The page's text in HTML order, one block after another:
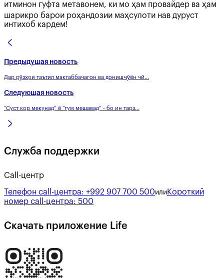
итминон гуфта метавонем, ки мо ҳам провайдер ва ҳам
шарикро барои роҳандозии маҳсулоти нав дуруст
интихоб кардем!
Предыдущая новость
Дар рӯзҳои таътил мактаббачагон ва донишҷӯён чӣ...
Следующая новость
“Суст кор мекунад” ё “гум мешавад” - бо ин тарз...
Служба поддержки
Call-центр
Телефон call-центра: +992 907 700 500или Короткий
номер call-центра: 500
Скачать приложение Life